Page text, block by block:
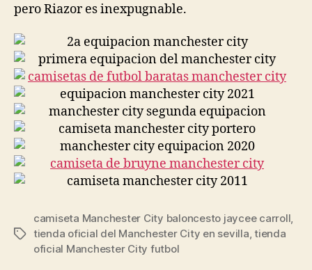
pero Riazor es inexpugnable.
Etiquetas
camiseta Manchester City baloncesto jaycee carroll,
tienda oficial del Manchester City en sevilla,tienda
oficial Manchester City futbol